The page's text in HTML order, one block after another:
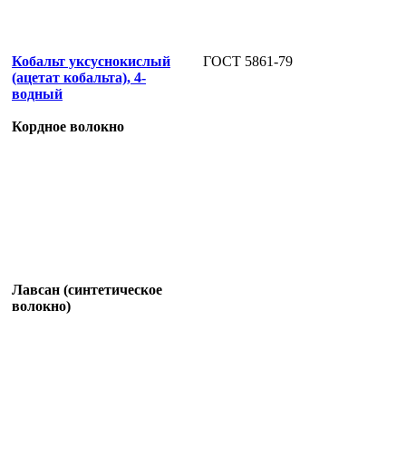
Кобальт уксуснокислый
(ацетат кобальта), 4-
водный
ГОСТ 5861-79
Кордное волокно
Лавсан (синтетическое
волокно)